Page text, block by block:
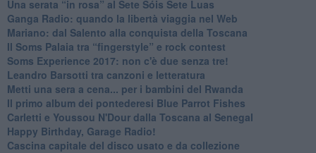
​Una serata “in rosa” al Sete Sóis Sete Luas
Ganga Radio: quando la libertà viaggia nel Web
Mariano: dal Salento alla conquista della Toscana
​Il Soms Palaia tra “fingerstyle” e rock contest
Soms Experience 2017: non c'è due senza tre!
​Leandro Barsotti tra canzoni e letteratura
​Metti una sera a cena... per i bambini del Rwanda
​Il primo album dei pontederesi Blue Parrot Fishes
Carletti e Youssou N'Dour dalla Toscana al Senegal
Happy Birthday, Garage Radio!
​Cascina capitale del disco usato e da collezione